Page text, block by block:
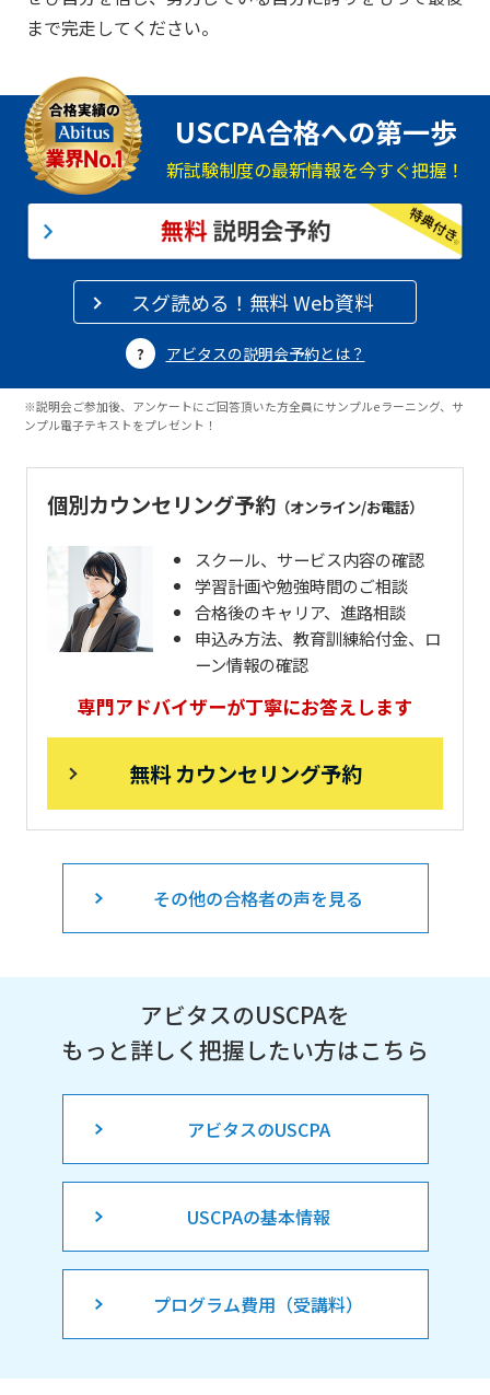
まで完走してください。
USCPA合格への第一歩
新試験制度の最新情報を今すぐ把握！
スグ読める！無料 Web資料
アビタスの説明会予約とは？
※説明会ご参加後、アンケートにご回答頂いた方全員にサンプルeラーニング、サ
ンプル電子テキストをプレゼント！
個別カウンセリング予約（オンライン/お電話）
スクール、サービス内容の確認
学習計画や勉強時間のご相談
合格後のキャリア、進路相談
申込み方法、教育訓練給付金、ロ
ーン情報の確認
専門アドバイザーが丁寧にお答えします
無料 カウンセリング予約
その他の合格者の声を見る
アビタスのUSCPAを
もっと詳しく把握したい方はこちら
アビタスのUSCPA
USCPAの基本情報
プログラム費用（受講料）